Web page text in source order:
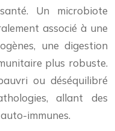
Un microbiote
associé à une
une digestion
plus robuste.
ou déséquilibré
allant des
immunes.